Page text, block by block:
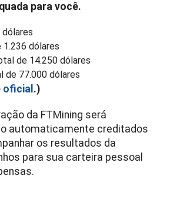
para você.
dólares
de 14.250 dólares
de 77.000 dólares
oficial .)
da FTMining será
automaticamente creditados
os resultados da
para sua carteira pessoal